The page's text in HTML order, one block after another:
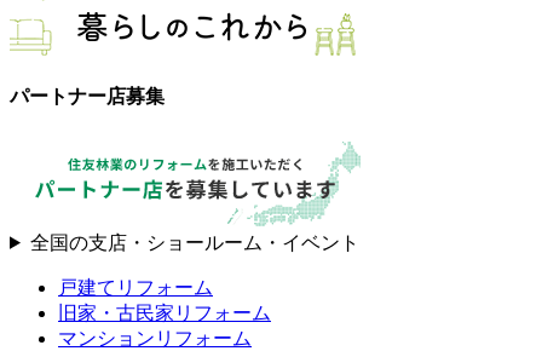
パートナー店募集
全国の支店・ショールーム・イベント
戸建てリフォーム
旧家・古民家リフォーム
マンションリフォーム